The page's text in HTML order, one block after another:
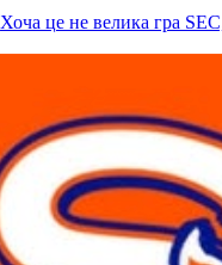
Хоча це не велика гра